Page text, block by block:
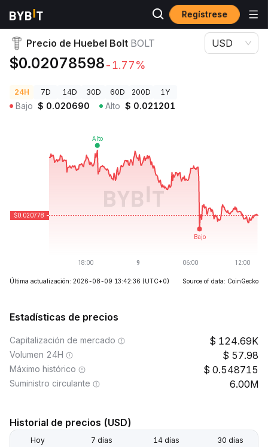
Regístrese
Precios de Criptomonedas Precio de Huebel Bolt BOLT
Precio de Huebel Bolt BOLT
$0.02078598-1.77%
USD
24H 7D 14D 30D 60D 200D 1Y
Bajo $ 0.020690 Alto $ 0.021201
Última actualización: 2026-08-09 13:42:36 (UTC+0) Source of data: CoinGecko
Estadísticas de precios
Capitalización de mercado 124.69K
Volumen 24H 57.98
Máximo histórico 0.548715
Suministro circulante 6.00M
Historial de precios (USD)
Hoy 7 días 14 días 30 días